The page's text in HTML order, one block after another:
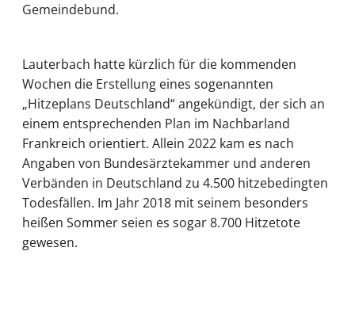
Gemeindebund.
Lauterbach hatte kürzlich für die kommenden
Wochen die Erstellung eines sogenannten
„Hitzeplans Deutschland“ angekündigt, der sich an
einem entsprechenden Plan im Nachbarland
Frankreich orientiert. Allein 2022 kam es nach
Angaben von Bundesärztekammer und anderen
Verbänden in Deutschland zu 4.500 hitzebedingten
Todesfällen. Im Jahr 2018 mit seinem besonders
heißen Sommer seien es sogar 8.700 Hitzetote
gewesen.